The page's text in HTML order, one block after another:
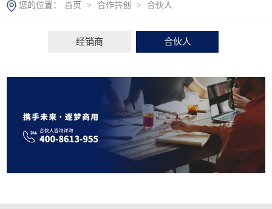
您的位置： 首页 > 合作共创 > 合伙人
经销商 合伙人